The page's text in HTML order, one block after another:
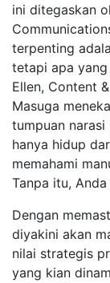
ini ditegaskan
terpenting
tetapi apa
Ellen, Content
Masuga
tumpuan
hanya hidup
memahami
Tanpa itu,
Dengan
diyakini akan
nilai strategis
yang kian